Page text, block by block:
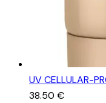
UV CELLULAR-
38.50 €